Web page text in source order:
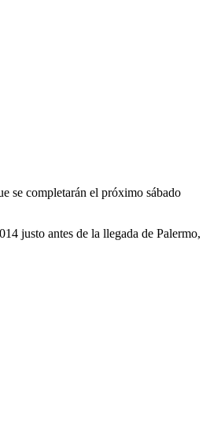
se completarán el próximo sábado
justo antes de la llegada de Palermo,